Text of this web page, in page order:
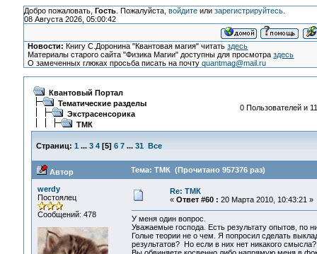
Добро пожаловать, Гость. Пожалуйста, войдитеили зарегистрируйтесь.
08 Августа 2026, 05:00:42
Новости: Книгу С.Доронина "Квантовая магия" читатьздесь
Материалы старого сайта "Физика Магии" доступны для просмотраздесь
О замеченных глюках просьба писать на почтуquantmag@mail.ru
Квантовый Портал
Тематические разделы
Экстрасенсорика
ТМК
0 Пользователей и
Страниц: 1 ... 3 4[5] 6 7 ... 31 Все
Автор Тема: ТМК (Прочитано 957376 раз)
werdy
Постоялец
Сообщений: 478
Re: ТМК
« Ответ #60 : 20 Марта 2010, 10:43:21 »
У меня один вопрос.
Уважаемые господа. Есть результату опытов, по
Голые теории не о чем. Я попросил сделать
результатов? Но если в них нет никакого